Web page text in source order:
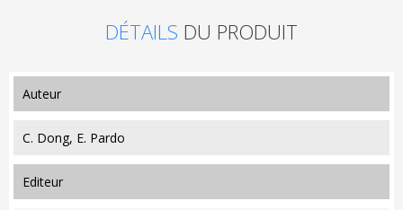
DÉTAILS DU PRODUIT
auteur
C. Dong, E. Pardo
editeur